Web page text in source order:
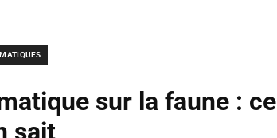
sur la faune : ce
sait